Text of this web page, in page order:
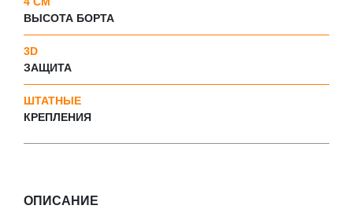
ВЫСОТА БОРТА
3D
ЗАЩИТА
ШТАТНЫЕ
КРЕПЛЕНИЯ
ОПИСАНИЕ